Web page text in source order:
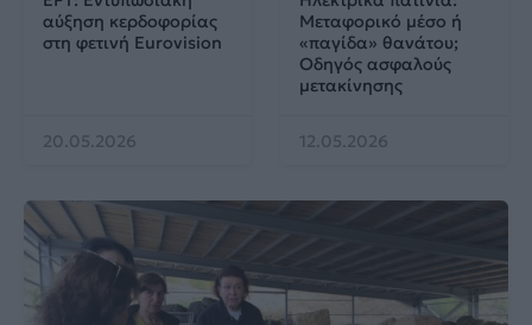
αύξηση κερδοφορίας
στη φετινή Eurovision
20.05.2026
Μεταφορικό μέσο ή
«παγίδα» θανάτου;
Οδηγός ασφαλούς
μετακίνησης
12.05.2026